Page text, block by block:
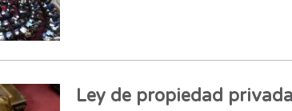
Ley de propiedad